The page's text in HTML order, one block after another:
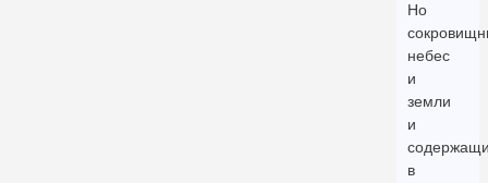
Но
небес
и
земли
и
в